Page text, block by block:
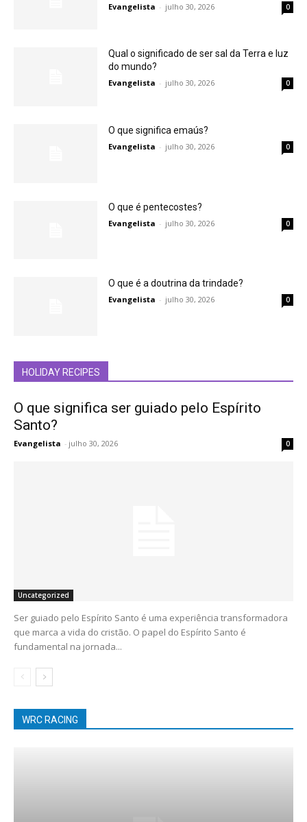
Evangelista - julho 30, 2026 0
Qual o significado de ser sal da Terra e luz
do mundo?
Evangelista - julho 30, 2026 0
O que significa emaús?
Evangelista - julho 30, 2026 0
O que é pentecostes?
Evangelista - julho 30, 2026 0
O que é a doutrina da trindade?
Evangelista - julho 30, 2026 0
HOLIDAY RECIPES
O que significa ser guiado pelo Espírito
Santo?
Evangelista - julho 30, 2026 0
Uncategorized
Ser guiado pelo Espírito Santo é uma experiência transformadora
que marca a vida do cristão. O papel do Espírito Santo é
fundamental na jornada...
WRC RACING